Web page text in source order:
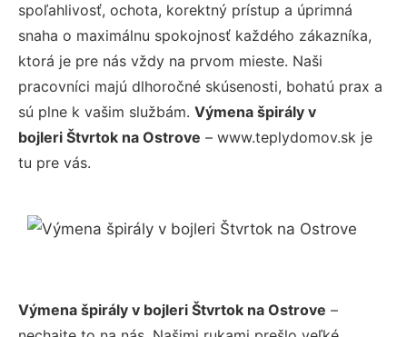
spoľahlivosť, ochota, korektný prístup a úprimná
snaha o maximálnu spokojnosť každého zákazníka,
ktorá je pre nás vždy na prvom mieste. Naši
pracovníci majú dlhoročné skúsenosti, bohatú prax a
sú plne k vašim službám. Výmena špirály v
bojleri Štvrtok na Ostrove – www.teplydomov.sk je
tu pre vás.
Výmena špirály v bojleri Štvrtok na Ostrove –